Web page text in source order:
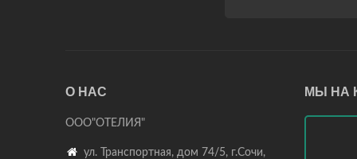
О НАС
ООО"ОТЕЛИЯ"
 ул. Транспортная, дом 74/5, г.Сочи,
МЫ НА